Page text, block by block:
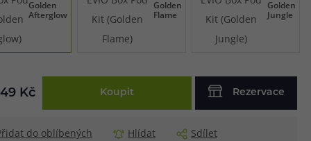
Golden
Afterglow
Golden
Flame
Golden
Jungle
Kč Koupit Rezervace
do oblíbených Hlídat Sdílet